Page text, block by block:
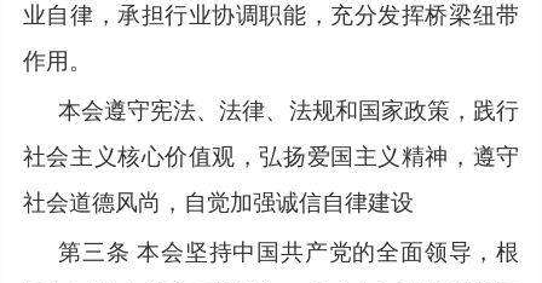
业自律，承担行业协调职能，充分发挥桥梁纽带
作用。
本会遵守宪法、法律、法规和国家政策，践行
社会主义核心价值观，弘扬爱国主义精神，遵守
社会道德风尚，自觉加强诚信自律建设
第三条 本会坚持中国共产党的全面领导，根